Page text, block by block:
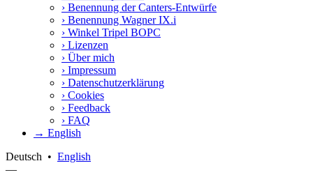
› Benennung der Canters-Entwürfe
› Benennung Wagner IX.i
› Winkel Tripel BOPC
› Lizenzen
› Über mich
› Impressum
› Datenschutzerklärung
› Cookies
› Feedback
› FAQ
→ English
Deutsch • English
—